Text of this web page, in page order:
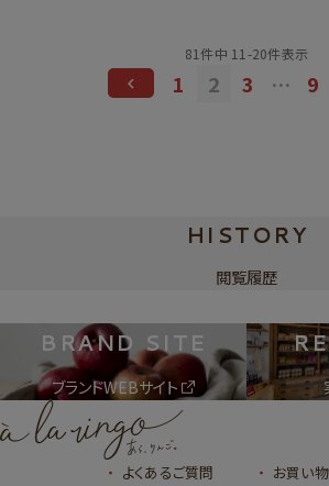
81件中 11 -20件表示
1 2 3 … 9
HISTORY
閲覧履歴
BRAND SITE
ブランドWEBサイト
よくあるご質問 お買い